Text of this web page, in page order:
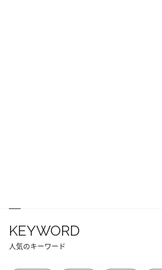
KEYWORD
人気のキーワード